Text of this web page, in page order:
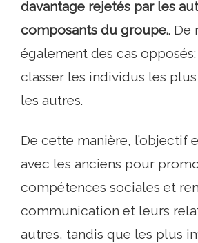
davantage rejetés par les
composants du groupe.. De
également des cas
classer les individus les
les autres.
De cette manière, l’objectif
avec les anciens pour
compétences sociales et
communication et leurs
autres, tandis que les plus